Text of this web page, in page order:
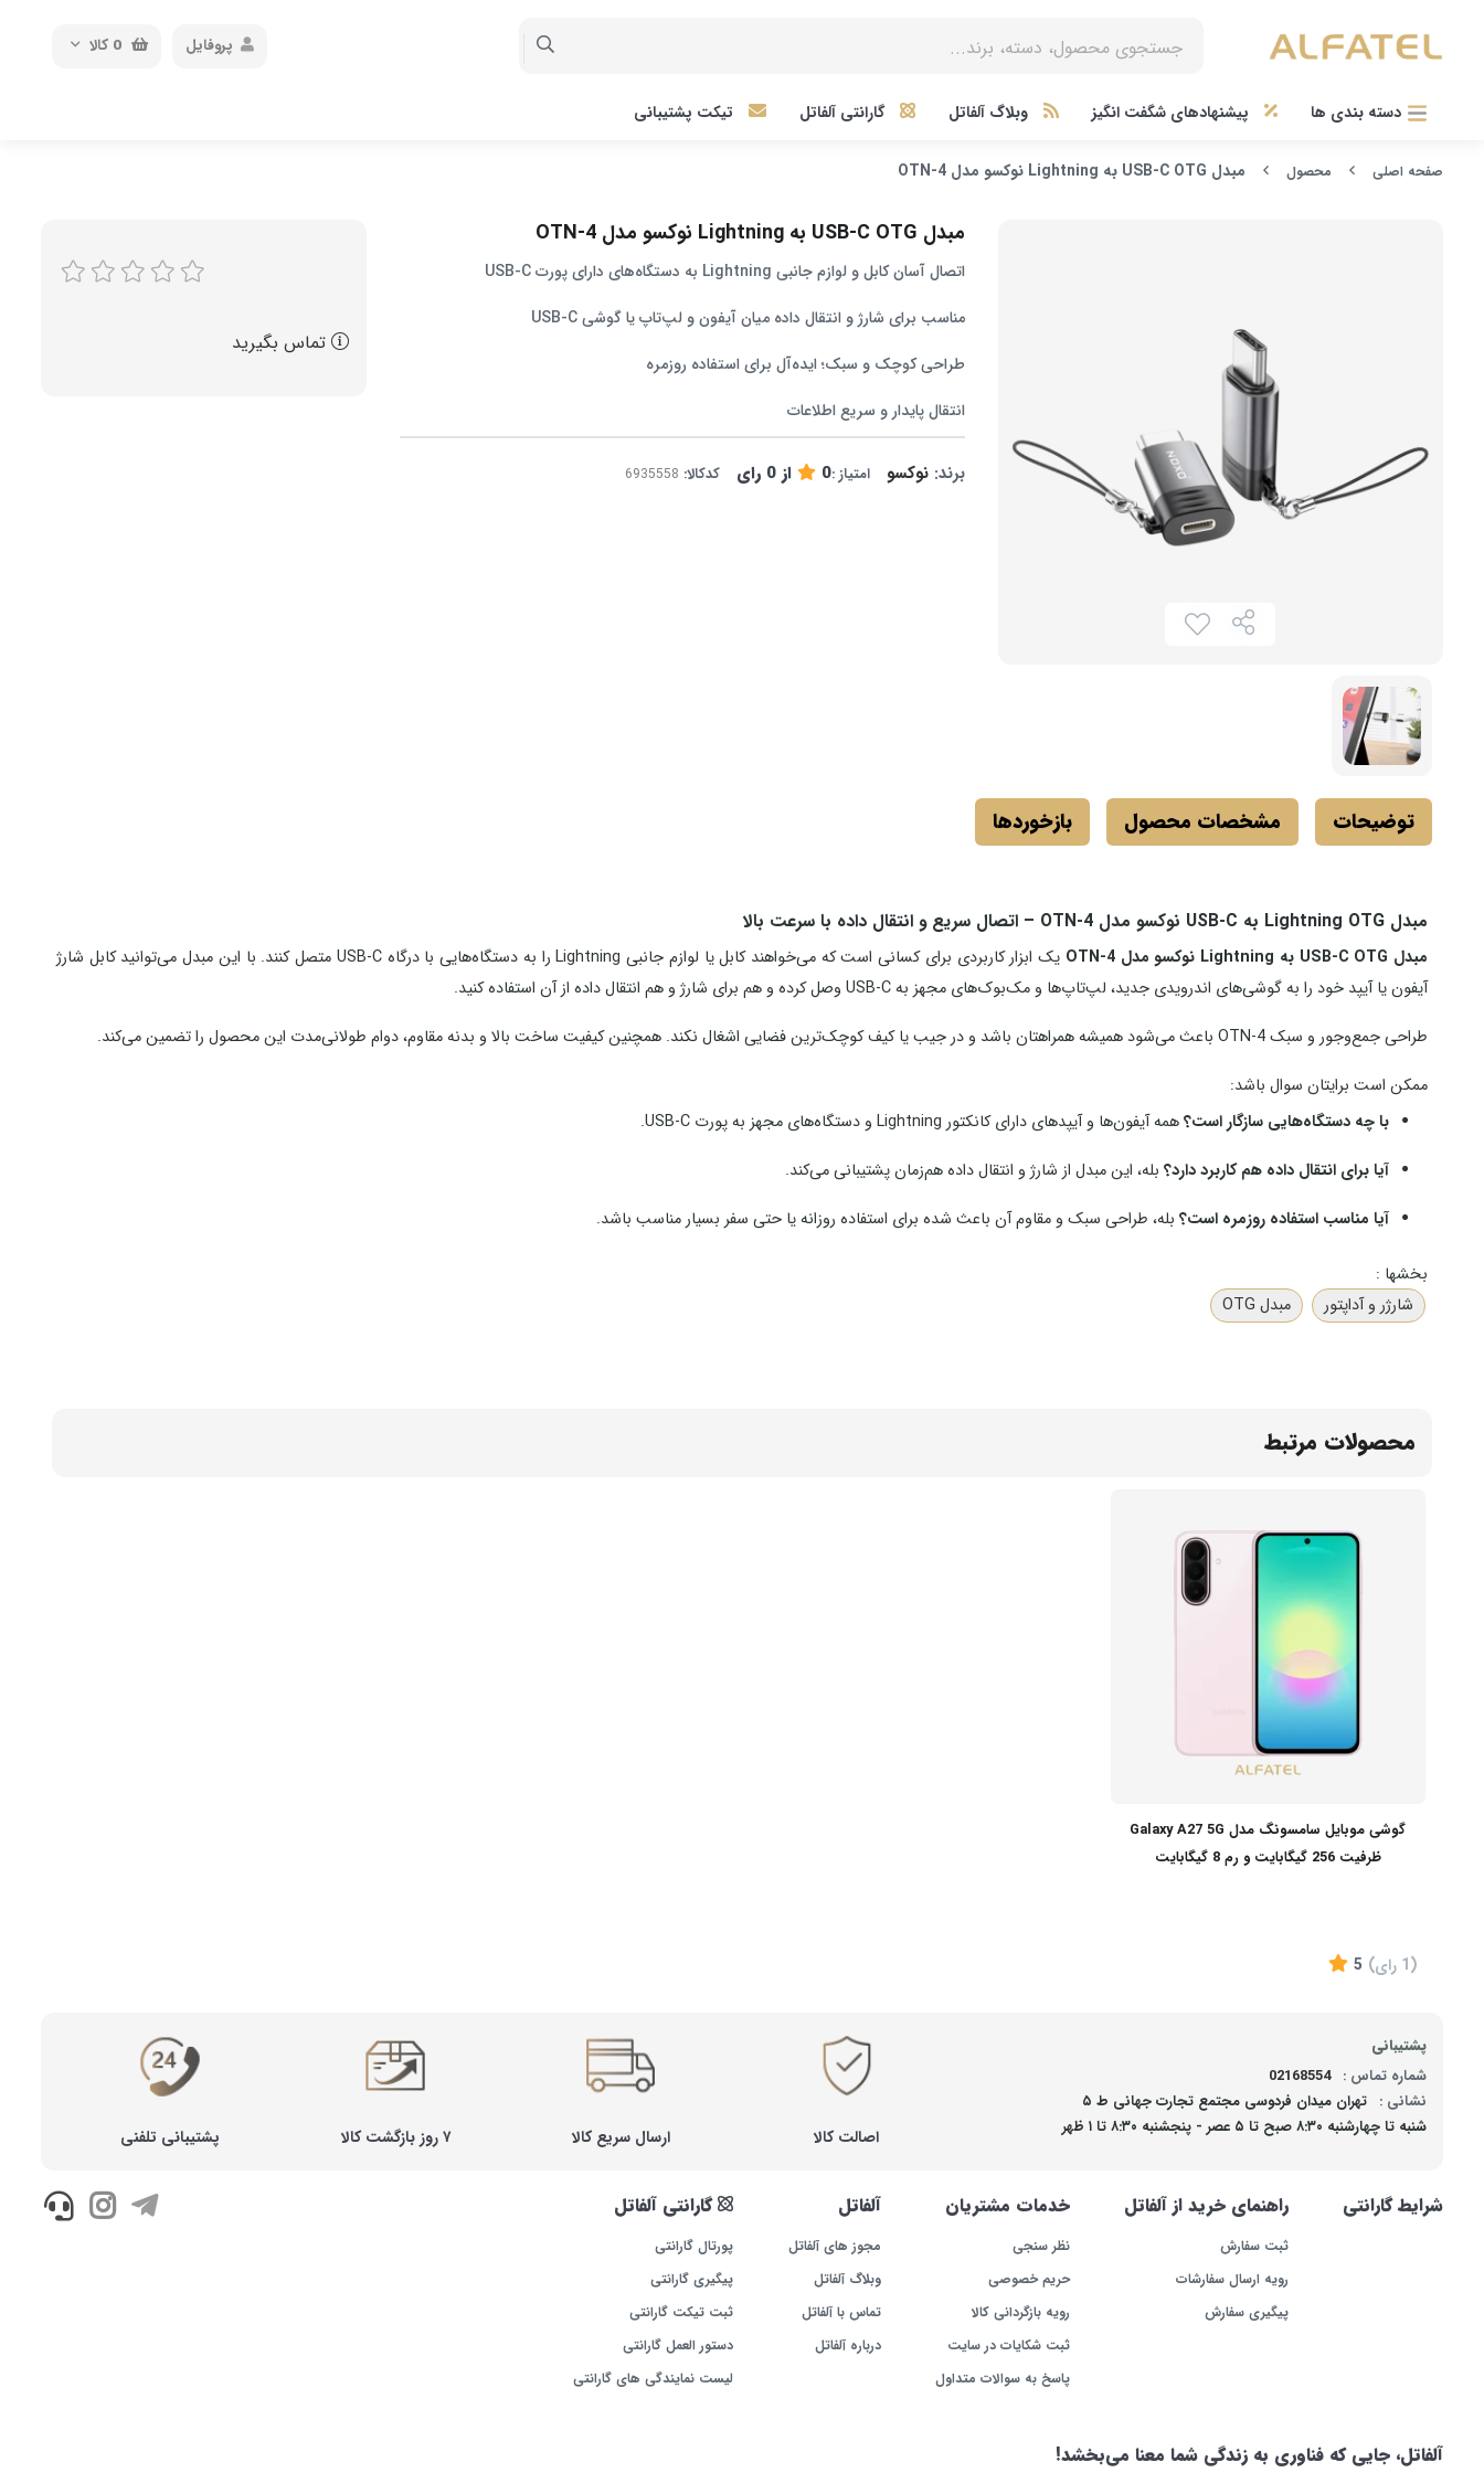
0 کالا پروفایل
دسته بندی ها پیشنهادهای شگفت انگیز وبلاگ آلفاتل گارانتی آلفاتل تیکت پشتیبانی
صفحه اصلی محصول مبدل USB-C OTG به Lightning نوکسو مدل OTN-4
مبدل USB-C OTG به Lightning نوکسو مدل OTN-4
اتصال آسان کابل و لوازم جانبی Lightning به دستگاه‌های دارای پورت USB-C
مناسب برای شارژ و انتقال داده میان آیفون و لپ‌تاپ یا گوشی USB-C
طراحی کوچک و سبک؛ ایده‌آل برای استفاده روزمره
انتقال پایدار و سریع اطلاعات
برند:نوکسو امتیاز :0 از 0 رای کدکالا:
تماس بگیرید
توضیحات مشخصات محصول بازخوردها
مبدل Lightning OTG به USB-C نوکسو مدل OTN-4 – اتصال سریع و انتقال داده با سرعت بالا
مبدل USB-C OTG به Lightning نوکسو مدل OTN-4
یک ابزار کاربردی برای کسانی است که می‌خواهند کابل یا لوازم جانبی Lightning را به دستگاه‌هایی با درگاه USB-C متصل کنند. با این مبدل می‌توانید کابل شارژ
آیفون یا آیپد خود را به گوشی‌های اندرویدی جدید، لپ‌تاپ‌ها و مک‌بوک‌های مجهز به USB-C وصل کرده و هم برای شارژ و هم انتقال داده از آن استفاده کنید.
طراحی جمع‌وجور و سبک OTN-4 باعث می‌شود همیشه همراهتان باشد و در جیب یا کیف کوچک‌ترین فضایی اشغال نکند. همچنین کیفیت ساخت بالا و بدنه مقاوم، دوام طولانی‌مدت این محصول را تضمین می‌کند.
ممکن است برایتان سوال باشد:
با چه دستگاه‌هایی سازگار است؟همه آیفون‌ها و آیپدهای دارای کانکتور Lightning و دستگاه‌های مجهز به پورت USB-C.
آیا برای انتقال داده هم کاربرد دارد؟بله، این مبدل از شارژ و انتقال داده هم‌زمان پشتیبانی می‌کند.
آیا مناسب استفاده روزمره است؟بله، طراحی سبک و مقاوم آن باعث شده برای استفاده روزانه یا حتی سفر بسیار مناسب باشد.
بخشها :
شارژر و آداپتور
مبدل OTG
محصولات مرتبط
گوشی موبایل سامسونگ مدل Galaxy A27 5G
ظرفیت 256 گیگابایت و رم 8 گیگابایت
موجود
(1 رای)
5
پشتیبانی
شماره تماس : 02168554
نشانی : تهران میدان فردوسی مجتمع تجارت جهانی ط ۵
شنبه تا چهارشنبه ۸:۳۰ صبح تا ۵ عصر - پنجشنبه ۸:۳۰ تا ۱ ظهر
اصالت کالا ارسال سریع کالا ۷ روز بازگشت کالا پشتیبانی تلفنی
شرایط گارانتی راهنمای خرید از آلفاتل
ثبت سفارش
رویه ارسال سفارشات
پیگیری سفارش
خدمات مشتریان
نظر سنجی
حریم خصوصی
رویه بازگردانی کالا
ثبت شکایات در سایت
پاسخ به سوالات متداول
آلفاتل
مجوز های آلفاتل
وبلاگ آلفاتل
تماس با آلفاتل
درباره آلفاتل
گارانتی آلفاتل
پورتال گارانتی
پیگیری گارانتی
ثبت تیکت گارانتی
دستور العمل گارانتی
لیست نمایندگی های گارانتی
آلفاتل، جایی که فناوری به زندگی شما معنا می‌بخشد!